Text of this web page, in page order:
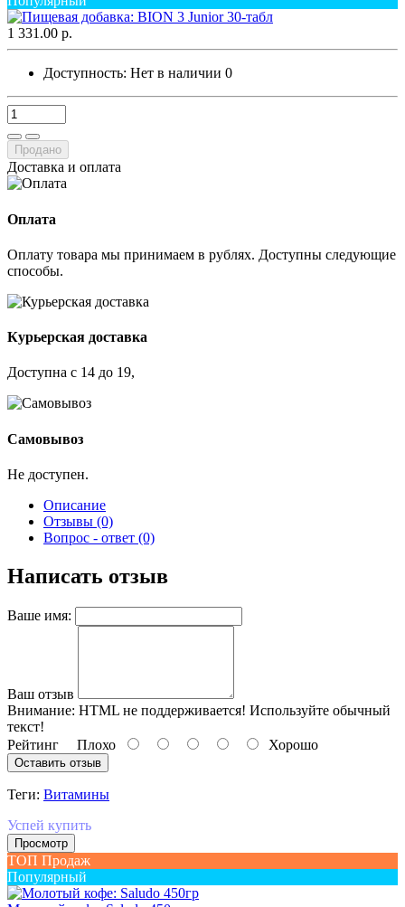
1 331.00 р.
Доступность: Нет в наличии 0
Продано
Доставка и оплата
Оплата
Оплату товара мы принимаем в рублях. Доступны следующие
способы.
Курьерская доставка
Доступна с 14 до 19,
Самовывоз
Не доступен.
Описание
Отзывы (0)
Вопрос - ответ (0)
Написать отзыв
Ваше имя:
Ваш отзыв
Внимание: HTML не поддерживается! Используйте обычный
текст!
Рейтинг Плохо Хорошо
Оставить отзыв
Теги: Витамины
Успей купить
Просмотр
ТОП Продаж
Популярный